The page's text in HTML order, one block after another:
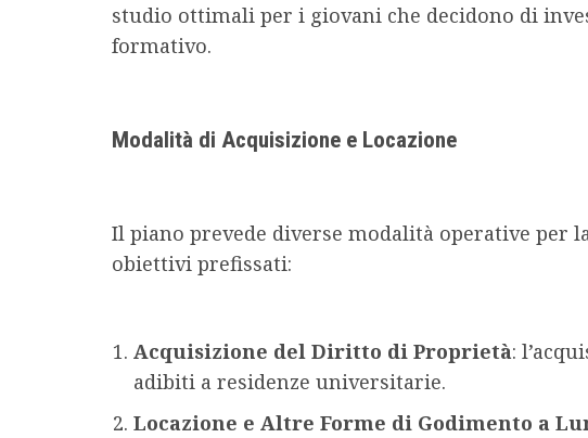
studio ottimali per i giovani che decidono di
formativo.
Modalità di Acquisizione e Locazione
Il piano prevede diverse modalità operative per
obiettivi prefissati:
Acquisizione del Diritto di Proprietà:
adibiti a residenze universitarie.
Locazione e Altre Forme di Godimento a